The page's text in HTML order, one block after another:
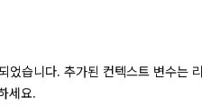
었습니다. 추가된 컨텍스트 변수는
세요.